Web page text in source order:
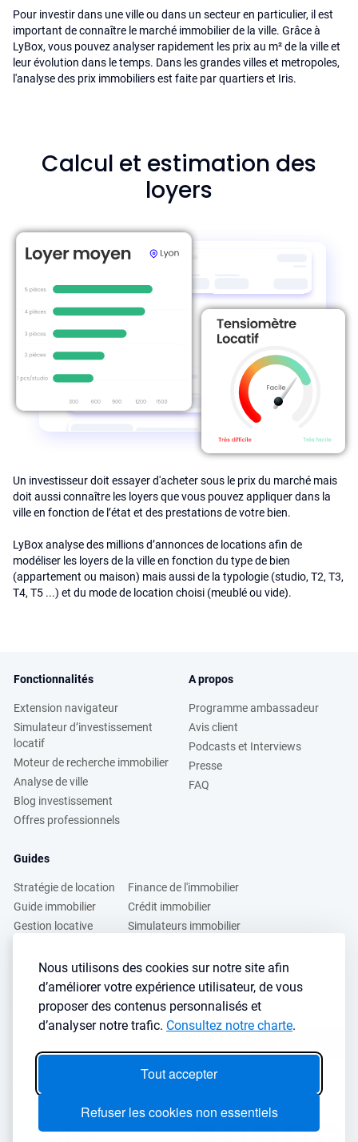
Nous utilisons des cookies sur notre site afin
d’améliorer votre expérience utilisateur, de vous
proposer des contenus personnalisés et
d’analyser notre trafic. Consultez notre charte.
Tout accepter
Refuser les cookies non essentiels
Pour investir dans une ville ou dans un secteur en particulier, il est
important de connaître le marché immobilier de la ville. Grâce à
LyBox, vous pouvez analyser rapidement les prix au m² de la ville et
leur évolution dans le temps. Dans les grandes villes et metropoles,
l'analyse des prix immobiliers est faite par quartiers et Iris.
Calcul et estimation des
loyers
Un investisseur doit essayer d'acheter sous le prix du marché mais
doit aussi connaître les loyers que vous pouvez appliquer dans la
ville en fonction de l’état et des prestations de votre bien.
LyBox analyse des millions d’annonces de locations afin de
modéliser les loyers de la ville en fonction du type de bien
(appartement ou maison) mais aussi de la typologie (studio, T2, T3,
T4, T5 ...) et du mode de location choisi (meublé ou vide).
Fonctionnalités
Extension navigateur
Simulateur d’investissement
locatif
Moteur de recherche immobilier
Analyse de ville
Blog investissement
Offres professionnels
A propos
Programme ambassadeur
Avis client
Podcasts et Interviews
Presse
FAQ
Guides
Stratégie de location
Guide immobilier
Gestion locative
Finance de l'immobilier
Crédit immobilier
Simulateurs immobilier
Vous voulez apprendre à investir dans l’immobilier ?
Inscrivez vous à notre newsletter gratuite :